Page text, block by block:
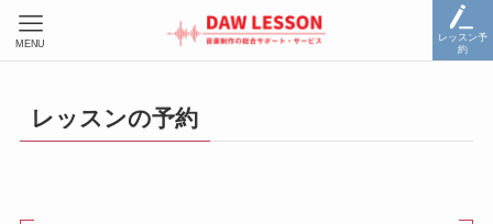
レッスン予
約
MENU
レッスンの予約